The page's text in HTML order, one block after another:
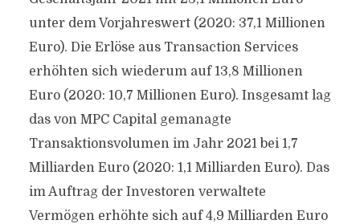
unter dem Vorjahreswert (2020: 37,1 Millionen
Euro). Die Erlöse aus Transaction Services
erhöhten sich wiederum auf 13,8 Millionen
Euro (2020: 10,7 Millionen Euro). Insgesamt lag
das von MPC Capital gemanagte
Transaktionsvolumen im Jahr 2021 bei 1,7
Milliarden Euro (2020: 1,1 Milliarden Euro). Das
im Auftrag der Investoren verwaltete
Vermögen erhöhte sich auf 4,9 Milliarden Euro